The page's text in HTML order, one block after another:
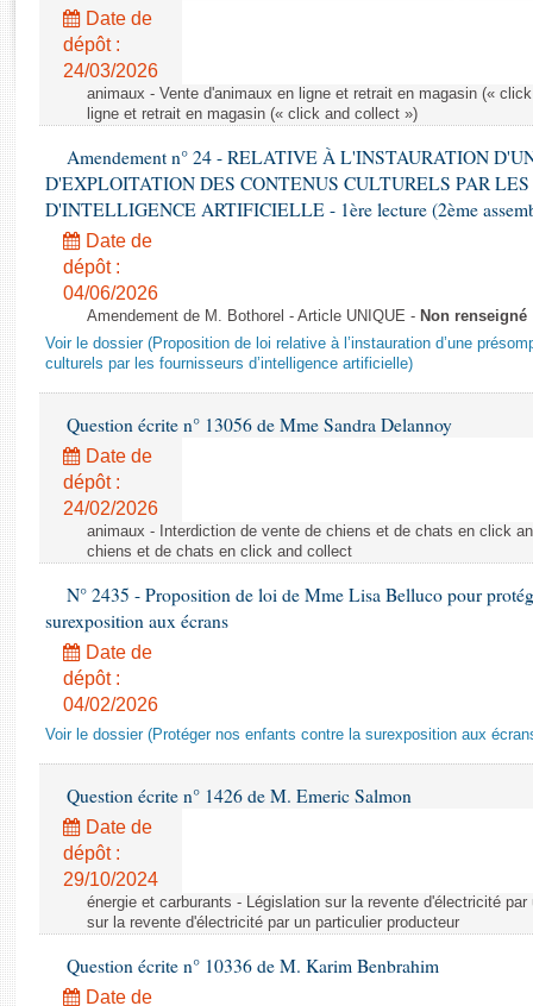
Rapports législatifs
Rapports sur l'application des lois
Baromètre de l’application des lois
Dossiers législatifs
Budget et sécurité sociale
Questions écrites et orales
Comptes rendus des débats
Date de
dépôt :
24/03/2026
animaux - Vente d'animaux en ligne et retrait en magasin («
ligne et retrait en magasin (« click and collect »)
Amendement n° 24 - RELATIVE À L'INSTAURATION
D'EXPLOITATION DES CONTENUS CULTURELS PAR LES
D'INTELLIGENCE ARTIFICIELLE - 1ère lecture (2ème
Date de
dépôt :
04/06/2026
Amendement de M. Bothorel - Article UNIQUE - Non renseigné
Voir le dossier (Proposition de loi relative à l’instauration d’une
culturels par les fournisseurs d’intelligence artificielle)
Question écrite n° 13056 de Mme Sandra Delannoy
Date de
dépôt :
24/02/2026
animaux - Interdiction de vente de chiens et de chats en click
chiens et de chats en click and collect
N° 2435 - Proposition de loi de Mme Lisa Belluco pour
surexposition aux écrans
Date de
dépôt :
04/02/2026
Voir le dossier (Protéger nos enfants contre la surexposition aux
Question écrite n° 1426 de M. Emeric Salmon
Date de
dépôt :
29/10/2024
énergie et carburants - Législation sur la revente d'électricité
sur la revente d'électricité par un particulier producteur
Question écrite n° 10336 de M. Karim Benbrahim
Date de